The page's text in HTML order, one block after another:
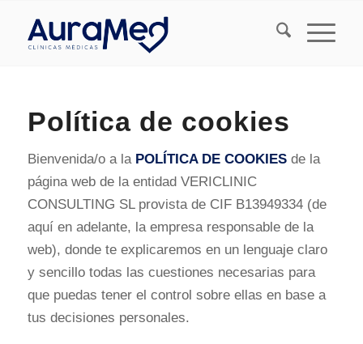
Política de cookies
Bienvenida/o a la POLÍTICA DE COOKIESde la
página web de la entidad VERICLINIC
CONSULTING SL provista de CIF B13949334 (de
aquí en adelante, la empresa responsable de la
web), donde te explicaremos en un lenguaje claro
y sencillo todas las cuestiones necesarias para
que puedas tener el control sobre ellas en base a
tus decisiones personales.